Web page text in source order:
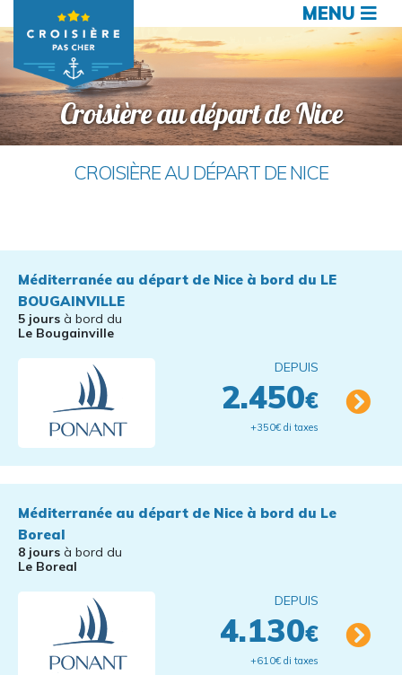
MENU
Croisière au départ de Nice
CROISIÈRE AU DÉPART DE NICE
Méditerranée au départ de Nice à bord du LE
BOUGAINVILLE
5 jours à bord du
Le Bougainville
DEPUIS
2.450€
+350€ di taxes
Méditerranée au départ de Nice à bord du Le
Boreal
8 jours à bord du
Le Boreal
DEPUIS
4.130€
+610€ di taxes